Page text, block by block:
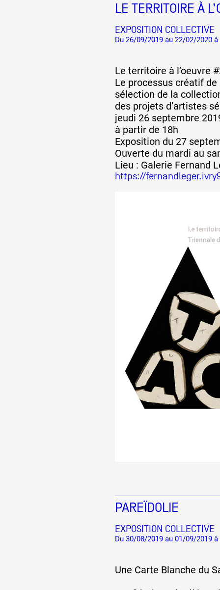
LE TERRITOIRE À
EXPOSITION COLLECTIVE
Du 26/09/2019 au 22/02/2020 à
Le territoire à l’oeuvre
Le processus créatif de
sélection de la
des projets d’artistes
jeudi 26 septembre
à partir de 18h
Exposition du 27
Ouverte du mardi au
Lieu : Galerie Fernand
https://
PAREÏDOLIE
EXPOSITION COLLECTIVE
Du 30/08/2019 au 01/09/2019
Une Carte Blanche du